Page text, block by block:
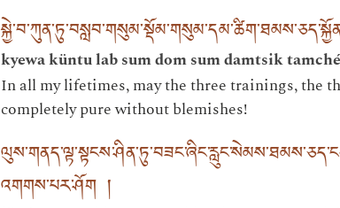
kyewa küntu lab sum dom sum damtsik
In all my lifetimes, may the three trainings, the
completely pure without blemishes!
འགགས་པར་ཤོག །